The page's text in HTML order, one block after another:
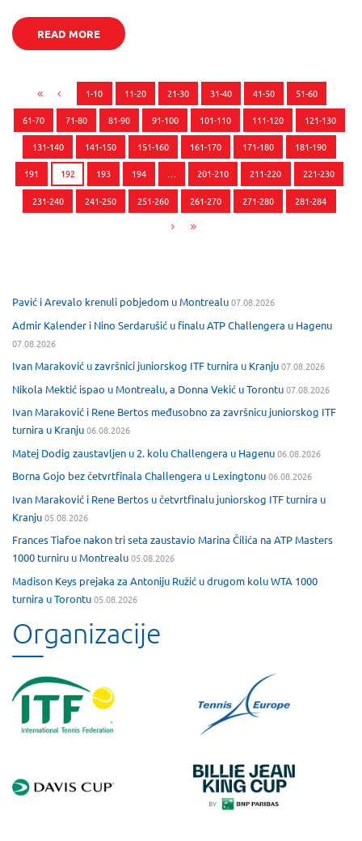
READ MORE
1-10 11-20 21-30 31-40 41-50 51-60
61-70 71-80 81-90 91-100 101-110 111-120 121-130
131-140 141-150 151-160 161-170 171-180 181-190
191 192 193 194 … 201-210 211-220 221-230
231-240 241-250 251-260 261-270 271-280 281-284
Pavić i Arevalo krenuli pobjedom u Montrealu07.08.2026
Admir Kalender i Nino Serdarušić u finalu ATP Challengera u Hagenu
07.08.2026
Ivan Maraković u završnici juniorskog ITF turnira u Kranju07.08.2026
Nikola Mektić ispao u Montrealu, a Donna Vekić u Torontu07.08.2026
Ivan Maraković i Rene Bertos međusobno za završnicu juniorskog ITF
turnira u Kranju06.08.2026
Matej Dodig zaustavljen u 2. kolu Challengera u Hagenu06.08.2026
Borna Gojo bez četvrtfinala Challengera u Lexingtonu06.08.2026
Ivan Maraković i Rene Bertos u četvrtfinalu juniorskog ITF turnira u
Kranju05.08.2026
Frances Tiafoe nakon tri seta zaustavio Marina Čilića na ATP Masters
1000 turniru u Montrealu05.08.2026
Madison Keys prejaka za Antoniju Ružić u drugom kolu WTA 1000
turnira u Torontu05.08.2026
Organizacije